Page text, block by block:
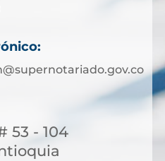
53 - 104